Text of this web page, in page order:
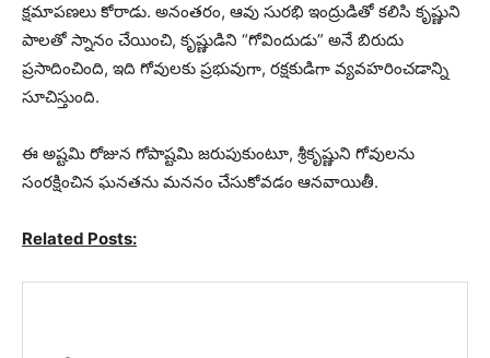
క్షమాపణలు కోరాడు. అనంతరం, ఆవు సురభి ఇంద్రుడితో కలిసి కృష్ణుని
పాలతో స్నానం చేయించి, కృష్ణుడిని “గోవిందుడు” అనే బిరుదు
ప్రసాదించింది, ఇది గోవులకు ప్రభువుగా, రక్షకుడిగా వ్యవహరించడాన్ని
సూచిస్తుంది.
ఈ అష్టమి రోజున గోపాష్టమి జరుపుకుంటూ, శ్రీకృష్ణుని గోవులను
సంరక్షించిన ఘనతను మననం చేసుకోవడం ఆనవాయితీ.
Related Posts: